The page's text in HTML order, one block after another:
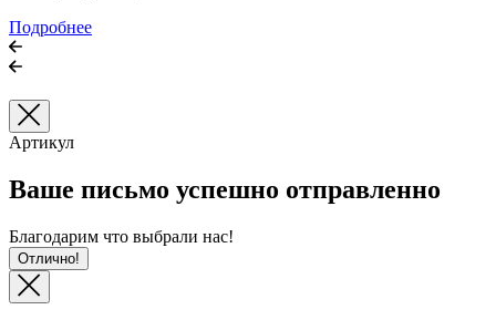
Подробнее
Артикул
Ваше письмо успешно отправленно
Благодарим что выбрали нас!
Отлично!